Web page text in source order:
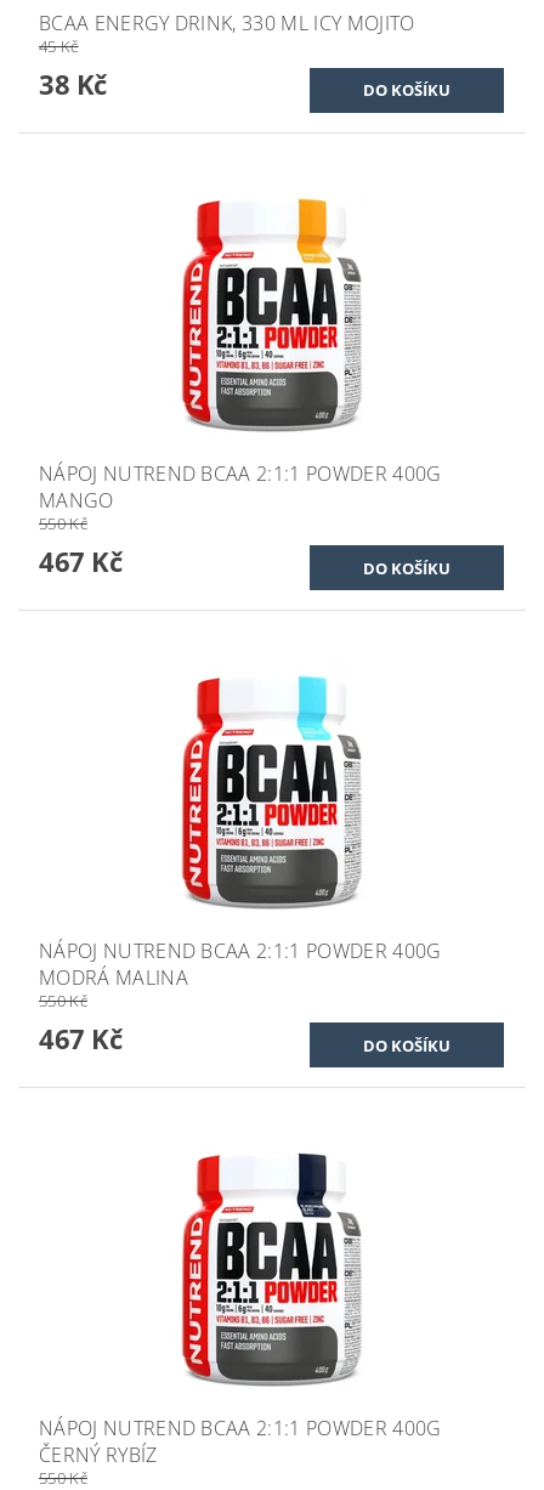
BCAA ENERGY DRINK, 330 ML ICY MOJITO
45 Kč
38 Kč
NÁPOJ NUTREND BCAA 2:1:1 POWDER 400G
MANGO
550 Kč
467 Kč
NÁPOJ NUTREND BCAA 2:1:1 POWDER 400G
MODRÁ MALINA
550 Kč
467 Kč
NÁPOJ NUTREND BCAA 2:1:1 POWDER 400G
ČERNÝ RYBÍZ
550 Kč